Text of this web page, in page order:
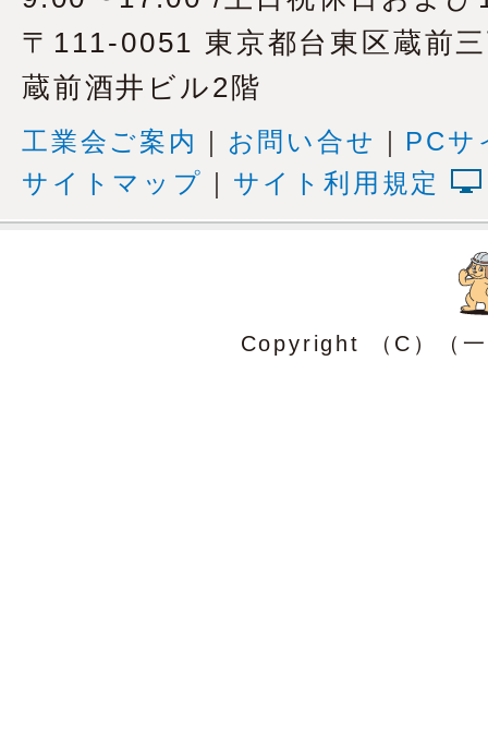
〒111-0051 東京都台東区蔵前
蔵前酒井ビル2階
工業会ご案内 お問い合せ
PCサ
サイトマップ
サイト利用規定
Copyright （C）（